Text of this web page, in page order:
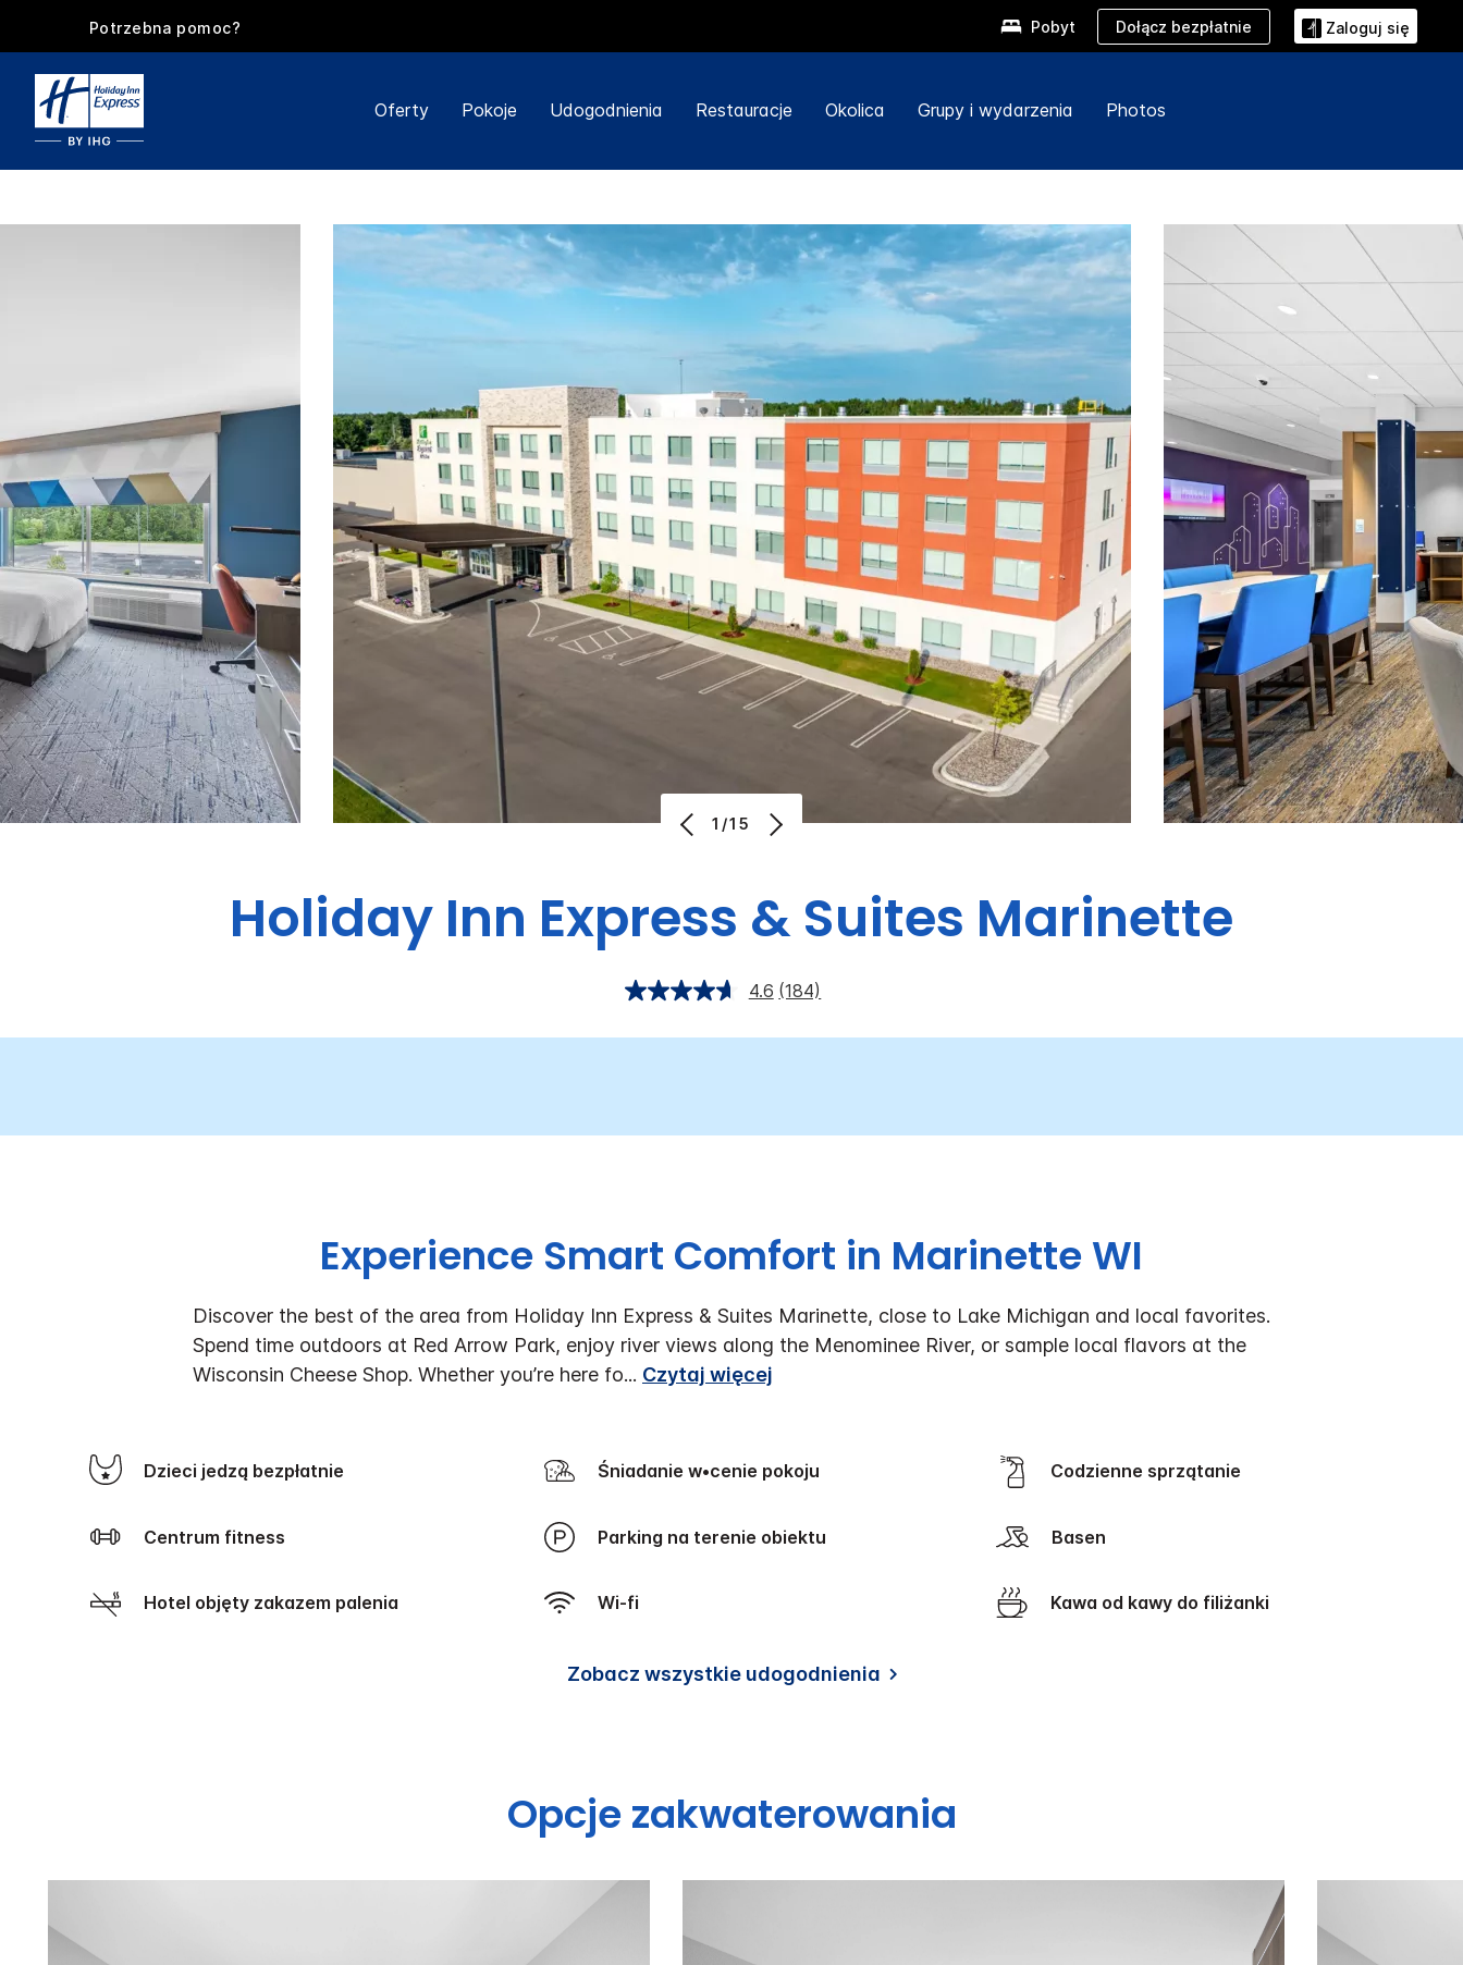
Potrzebna pomoc? Pobyt Dołącz bezpłatnie Zaloguj się
Oferty Pokoje Udogodnienia Restauracje Okolica Grupy i wydarzenia Photos
1/15
Holiday Inn Express & Suites Marinette
4.6 (184)
Experience Smart Comfort in Marinette WI
Discover the best of the area from Holiday Inn Express & Suites Marinette, close to Lake Michigan and local favorites.
Spend time outdoors at Red Arrow Park, enjoy river views along the Menominee River, or sample local flavors at the
Wisconsin Cheese Shop. Whether you’re here fo... Czytaj więcej
Dzieci jedzą bezpłatnie Śniadanie w•cenie pokoju Codzienne sprzątanie
Centrum fitness Parking na terenie obiektu Basen
Hotel objęty zakazem palenia Wi-fi Kawa od kawy do filiżanki
Zobacz wszystkie udogodnienia
Opcje zakwaterowania